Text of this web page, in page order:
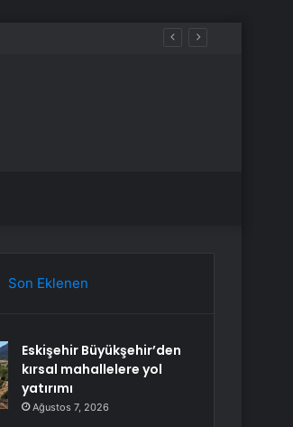
Son Eklenen
Eskişehir Büyükşehir’den
kırsal mahallelere yol
yatırımı
Ağustos 7, 2026